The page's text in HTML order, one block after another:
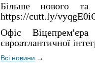
Більше нового
https://cutt.ly/
Офіс
євроатлантичної
Всі новини →